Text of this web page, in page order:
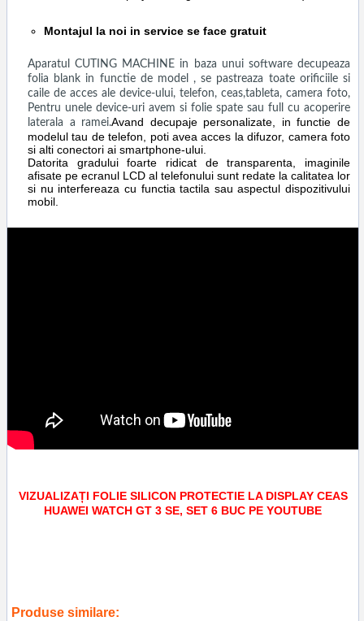
Montajul la noi in service se face gratuit
Aparatul CUTING MACHINE in baza unui software decupeaza
folia blank in functie de model , se pastreaza toate orificiile si
caile de acces ale device-ului, telefon, ceas,tableta, camera foto,
Pentru unele device-uri avem si folie spate sau full cu acoperire
laterala a ramei.Avand decupaje personalizate, in functie de
modelul tau de telefon, poti avea acces la difuzor, camera foto
si alti conectori ai smartphone-ului.
Datorita gradului foarte ridicat de transparenta, imaginile
afisate pe ecranul LCD al telefonului sunt redate la calitatea lor
si nu interfereaza cu functia tactila sau aspectul dispozitivului
mobil.
VIZUALIZAȚI FOLIE SILICON PROTECTIE LA DISPLAY CEAS
HUAWEI WATCH GT 3 SE, SET 6 BUC PE YOUTUBE
Produse similare: